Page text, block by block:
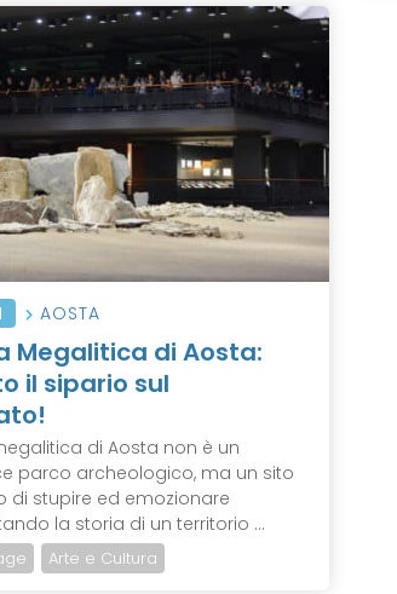
AOSTA
Megalitica di Aosta:
il sipario sul
di Aosta non è un
parco archeologico, ma un sito
di stupire ed emozionare
la storia di un territorio ...
Arte e Cultura